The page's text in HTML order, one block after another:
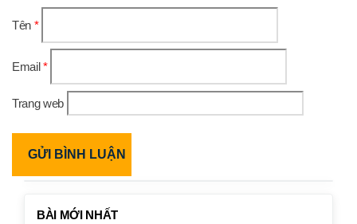
Tên *
Email*
Trang web
BÀI MỚI NHẤT